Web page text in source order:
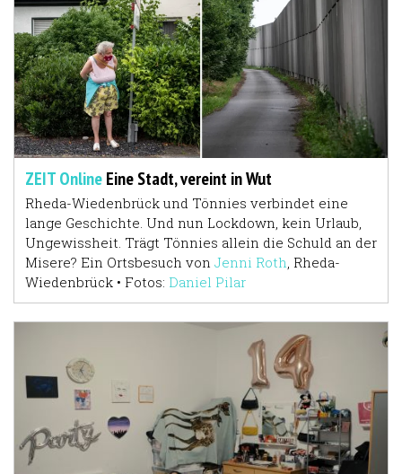
ZEIT OnlineEine Stadt, vereint in Wut
Rheda-Wiedenbrück und Tönnies verbindet eine
lange Geschichte. Und nun Lockdown, kein Urlaub,
Ungewissheit. Trägt Tönnies allein die Schuld an der
Misere? Ein Ortsbesuch von Jenni Roth , Rheda-
Wiedenbrück • Fotos: Daniel Pilar